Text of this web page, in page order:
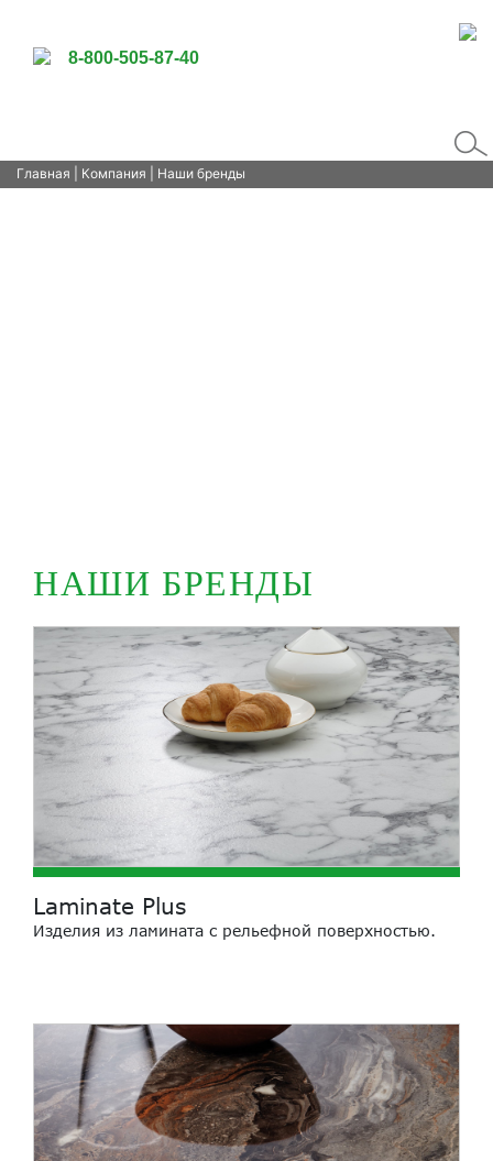
8-800-505-87-40
Главная Компания | Наши бренды
НАШИ БРЕНДЫ
Laminate Plus
Изделия из ламината с рельефной поверхностью.